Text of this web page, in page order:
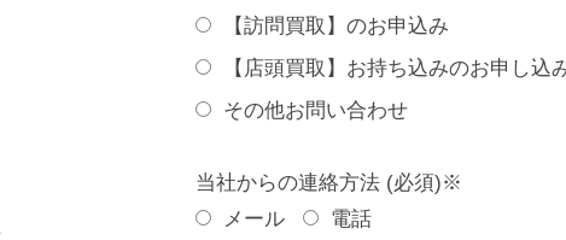
【訪問買取】のお申込み
【店頭買取】お持ち込みのお申し込
その他お問い合わせ
当社からの連絡方法 (必須)※
メール
電話